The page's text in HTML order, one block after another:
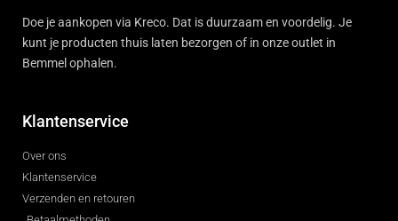
Doe je aankopen via Kreco. Dat is duurzaam en voordelig. Je
kunt je producten thuis laten bezorgen of in onze outlet in
Bemmel ophalen.
Klantenservice
Over ons
Klantenservice
Verzenden en retouren